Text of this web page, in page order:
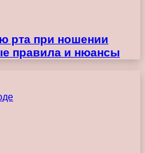
рта при ношении
правила и нюансы